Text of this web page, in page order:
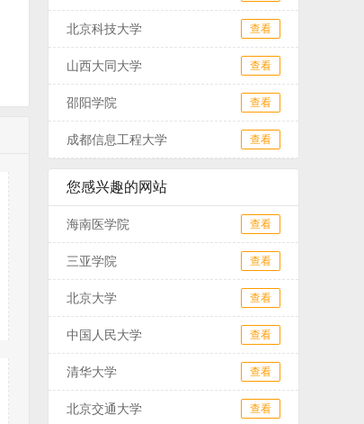
北京科技大学 查看
山西大同大学 查看
邵阳学院 查看
成都信息工程大学 查看
您感兴趣的网站
海南医学院 查看
三亚学院 查看
北京大学 查看
中国人民大学 查看
清华大学 查看
北京交通大学 查看